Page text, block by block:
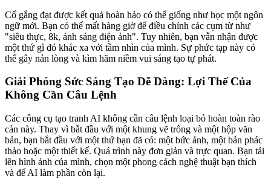
Cố gắng đạt được kết quả hoàn hảo có thể giống như học một ngôn
ngữ mới. Bạn có thể mất hàng giờ để điều chỉnh các cụm từ như
"siêu thực, 8k, ánh sáng điện ảnh". Tuy nhiên, bạn vẫn nhận được
một thứ gì đó khác xa với tầm nhìn của mình. Sự phức tạp này có
thể gây nản lòng và kìm hãm niềm vui sáng tạo tự phát.
Giải Phóng Sức Sáng Tạo Dễ Dàng: Lợi Thế Của
Không Cần Câu Lệnh
Các công cụ tạo tranh AI không cần câu lệnh loại bỏ hoàn toàn rào
cản này. Thay vì bắt đầu với một khung vẽ trống và một hộp văn
bản, bạn bắt đầu với một thứ bạn đã có: một bức ảnh, một bản phác
thảo hoặc một thiết kế. Quá trình này đơn giản và trực quan. Bạn tải
lên hình ảnh của mình, chọn một phong cách nghệ thuật bạn thích
và để AI làm phần còn lại.